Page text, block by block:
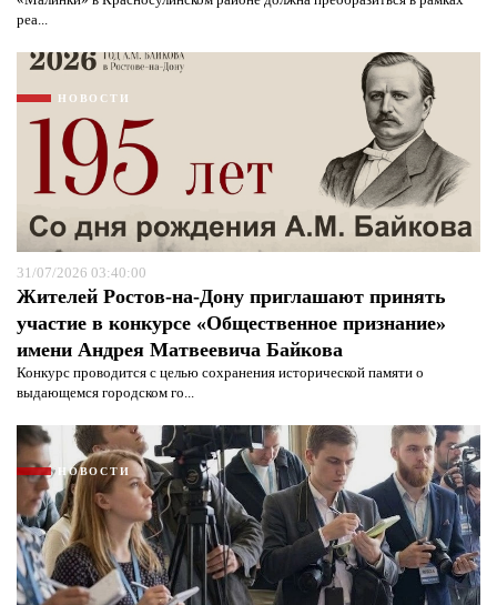
реа...
НОВОСТИ
31/07/2026 03:40:00
Жителей Ростов-на-Дону приглашают принять
участие в конкурсе «Общественное признание»
имени Андрея Матвеевича Байкова
Конкурс проводится с целью сохранения исторической памяти о
выдающемся городском го...
НОВОСТИ
Я согласен сполитикой конфиденциальности и
защиты информации*
Я согласен сполитикой конфиденциальности и
защиты информации*